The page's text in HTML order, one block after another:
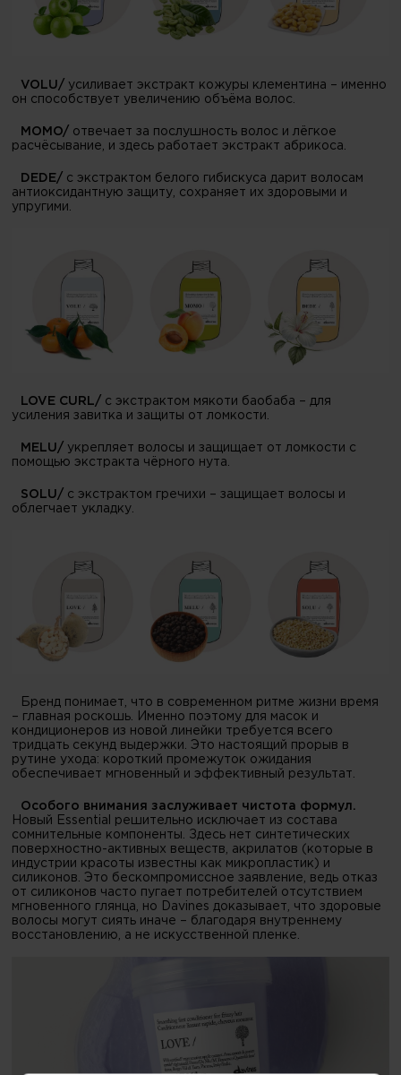
VOLU/ усиливает экстракт кожуры клементина – именно
он способствует увеличению объёма волос.
MOMO/ отвечает за послушность волос и лёгкое
расчёсывание, и здесь работает экстракт абрикоса.
DEDE/ с экстрактом белого гибискуса дарит волосам
антиоксидантную защиту, сохраняет их здоровыми и
упругими.
LOVE CURL/ с экстрактом мякоти баобаба – для
усиления завитка и защиты от ломкости.
MELU/ укрепляет волосы и защищает от ломкости с
помощью экстракта чёрного нута.
SOLU/ с экстрактом гречихи – защищает волосы и
облегчает укладку.
Бренд понимает, что в современном ритме жизни время
– главная роскошь. Именно поэтому для масок и
кондиционеров из новой линейки требуется всего
тридцать секунд выдержки. Это настоящий прорыв в
рутине ухода: короткий промежуток ожидания
обеспечивает мгновенный и эффективный результат.
Особого внимания заслуживает чистота формул.
Новый Essential решительно исключает из состава
сомнительные компоненты. Здесь нет синтетических
поверхностно-активных веществ, акрилатов (которые в
индустрии красоты известны как микропластик) и
силиконов. Это бескомпромиссное заявление, ведь отказ
от силиконов часто пугает потребителей отсутствием
мгновенного глянца, но Davines доказывает, что здоровые
волосы могут сиять иначе – благодаря внутреннему
восстановлению, а не искусственной пленке.